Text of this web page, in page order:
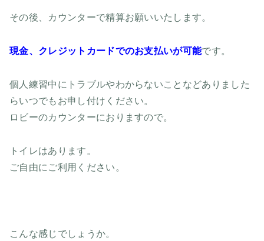
その後、カウンターで精算お願いいたします。
現金、クレジットカードでのお支払いが可能です。
個人練習中にトラブルやわからないことなどありました
らいつでもお申し付けください。
ロビーのカウンターにおりますので。
トイレはあります。
ご自由にご利用ください。
こんな感じでしょうか。